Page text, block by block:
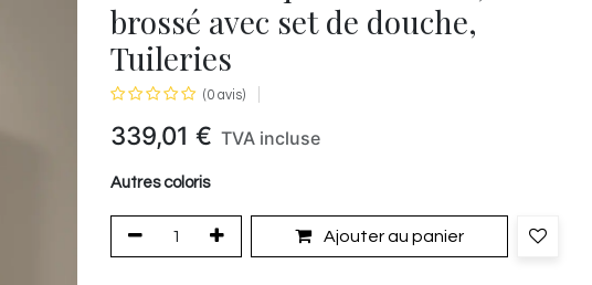
brossé avec set de douche,
Tuileries
(0 avis)
339,01 € TVA incluse
Autres coloris
Ajouter au panier